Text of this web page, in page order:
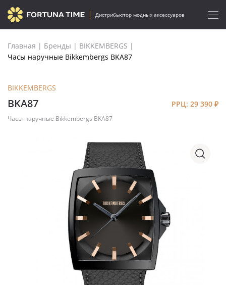
Дистрибьютор модных аксессуаров
Главная | Бренды | BIKKEMBERGS |
Часы наручные Bikkembergs BKA87
BIKKEMBERGS
BKA87 РРЦ: 29 390 ₽
Часы наручные Bikkembergs BKA87